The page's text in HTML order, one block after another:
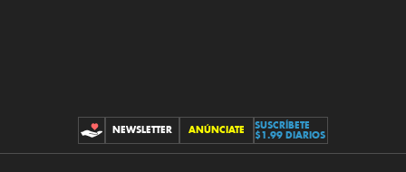
CONTRIBUCIONES
NEWSLETTER ANÚNCIATE
SUSCRÍBETE
$1.99 DIARIOS